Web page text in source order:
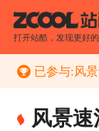
打开站酷，发现更好的
已参与:风
风景速